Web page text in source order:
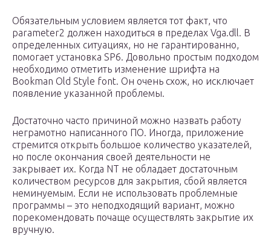
Обязательным условием является тот факт, что
parameter2 должен находиться в пределах Vga.dll. В
определенных ситуациях, но не гарантированно,
помогает установка SP6. Довольно простым подходом
необходимо отметить изменение шрифта на
Bookman Old Style font. Он очень схож, но исключает
появление указанной проблемы.
Достаточно часто причиной можно назвать работу
неграмотно написанного ПО. Иногда, приложение
стремится открыть большое количество указателей,
но после окончания своей деятельности не
закрывает их. Когда NT не обладает достаточным
количеством ресурсов для закрытия, сбой является
неминуемым. Если не использовать проблемные
программы – это неподходящий вариант, можно
порекомендовать почаще осуществлять закрытие их
вручную.